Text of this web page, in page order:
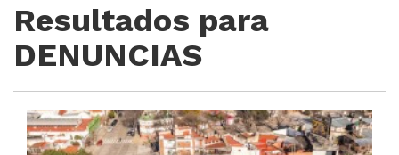
Resultados para
DENUNCIAS